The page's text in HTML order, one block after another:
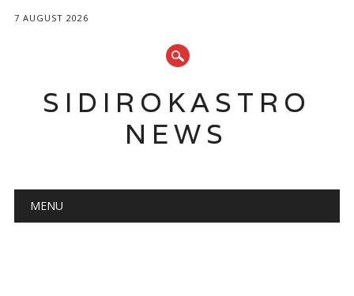
7 AUGUST 2026
SIDIROKASTRO
NEWS
Main menu
MENU